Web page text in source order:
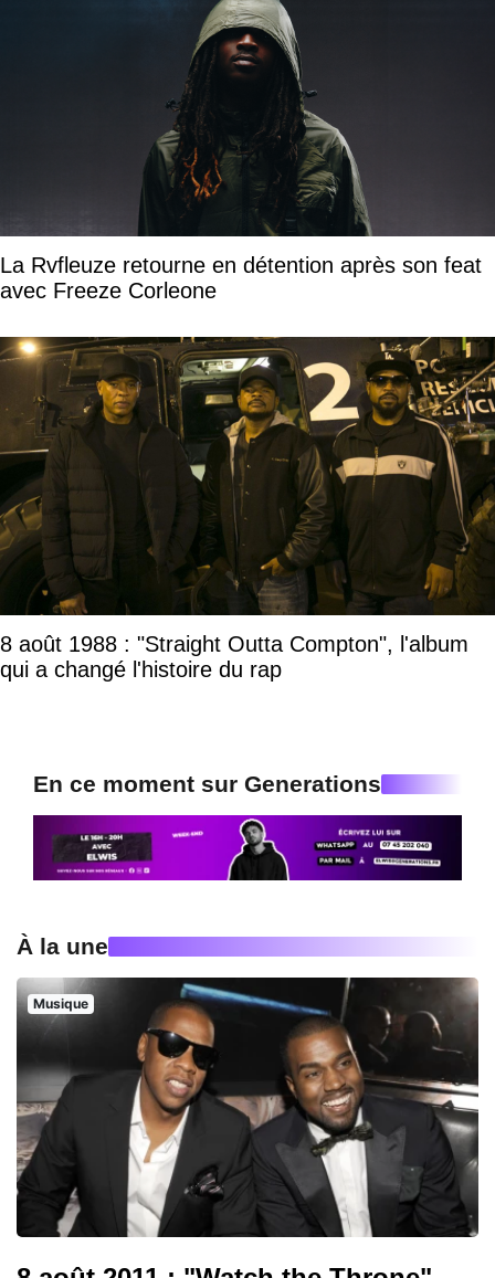
La Rvfleuze retourne en détention après son feat
avec Freeze Corleone
8 août 1988 : "Straight Outta Compton", l'album
qui a changé l'histoire du rap
En ce moment sur Generations
À la une
Musique